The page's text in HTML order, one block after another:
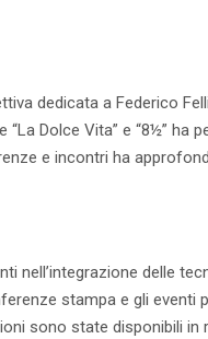
dedicata a Federico
Dolce Vita” e “8½” ha
e incontri ha
nell’integrazione delle
stampa e gli eventi
sono state disponibili